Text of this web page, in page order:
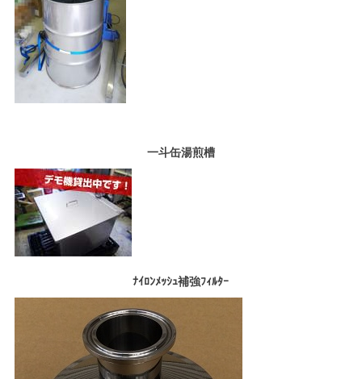
一斗缶湯煎槽
ﾅｲﾛﾝﾒｯｼｭ補強ﾌｨﾙﾀｰ